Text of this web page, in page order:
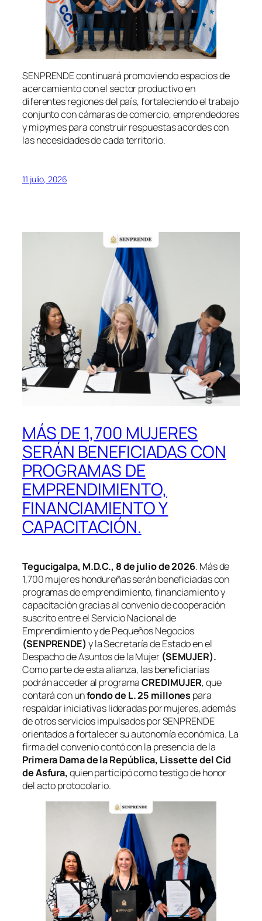
SENPRENDE continuará promoviendo espacios de
acercamiento con el sector productivo en
diferentes regiones del país, fortaleciendo el trabajo
conjunto con cámaras de comercio, emprendedores
y mipymes para construir respuestas acordes con
las necesidades de cada territorio.
11 julio, 2026
MÁS DE 1,700 MUJERES
SERÁN BENEFICIADAS CON
PROGRAMAS DE
EMPRENDIMIENTO,
FINANCIAMIENTO Y
CAPACITACIÓN.
Tegucigalpa, M.D.C., 8 de julio de 2026. Más de
1,700 mujeres hondureñas serán beneficiadas con
programas de emprendimiento, financiamiento y
capacitación gracias al convenio de cooperación
suscrito entre el Servicio Nacional de
Emprendimiento y de Pequeños Negocios
(SENPRENDE) y la Secretaría de Estado en el
Despacho de Asuntos de la Mujer (SEMUJER).
Como parte de esta alianza, las beneficiarias
podrán acceder al programaCREDIMUJER, que
contará con unfondo de L. 25 millones para
respaldar iniciativas lideradas por mujeres, además
de otros servicios impulsados por SENPRENDE
orientados a fortalecer su autonomía económica. La
firma del convenio contó con la presencia de la
Primera Dama de la República, Lissette del Cid
de Asfura, quien participó como testigo de honor
del acto protocolario.